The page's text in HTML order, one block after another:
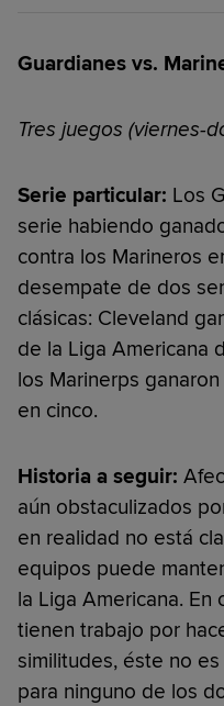
Guardianes vs.
Tres juegos (viernes-
Serie particular: Los
serie habiendo
contra los Marineros
desempate de dos
clásicas: Cleveland
de la Liga Americana
los Marinerps
en cinco.
Historia a seguir:
aún obstaculizados
en realidad no está
equipos puede
la Liga Americana. En
tienen trabajo por
similitudes, éste no
para ninguno de los